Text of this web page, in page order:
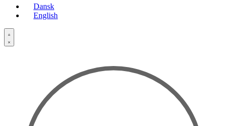
Dansk
English
Open
Account
details